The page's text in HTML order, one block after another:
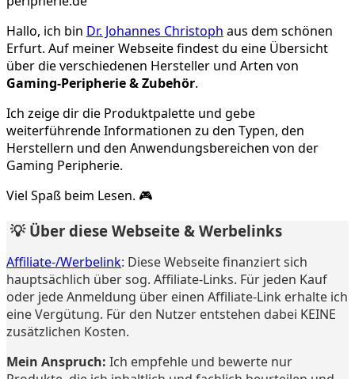
Hallo, ich bin Dr. Johannes Christoph aus dem schönen
Erfurt. Auf meiner Webseite findest du eine Übersicht
über die verschiedenen Hersteller und Arten von
Gaming-Peripherie & Zubehör.
Ich zeige dir die Produktpalette und gebe
weiterführende Informationen zu den Typen, den
Herstellern und den Anwendungsbereichen von der
Gaming Peripherie.
Viel Spaß beim Lesen. 🎮
💡 Über diese Webseite & Werbelinks
Affiliate-/Werbelink: Diese Webseite finanziert sich
hauptsächlich über sog. Affiliate-Links. Für jeden Kauf
oder jede Anmeldung über einen Affiliate-Link erhalte ich
eine Vergütung. Für den Nutzer entstehen dabei KEINE
zusätzlichen Kosten.
Mein Anspruch: Ich empfehle und bewerte nur